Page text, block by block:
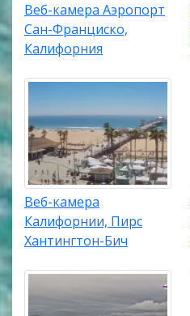
Веб-камера Аэропорт
Сан-Франциско,
Калифорния
Веб-камера
Калифорнии, Пирс
Хантингтон-Бич